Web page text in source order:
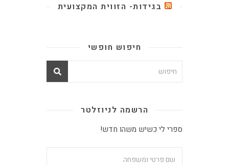
חיפוש חופשי
הרשמה לניוזלטר
ספרי לי כשיש משהו חדש!
בגידות- הזווית המקצועית